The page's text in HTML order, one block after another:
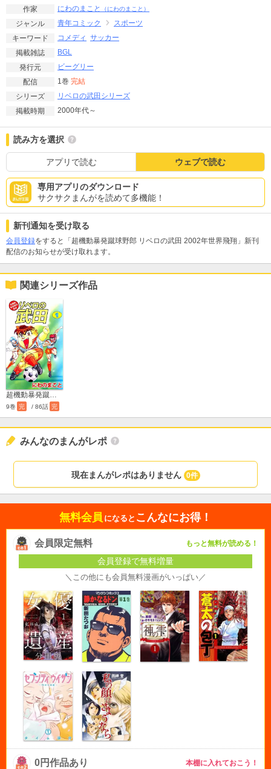
作家 にわのまこと （にわのまこと）
ジャンル 青年コミック
スポーツ
キーワード
コメディ サッカー
掲載雑誌
BGL
発行元
ビーグリー
配信
1巻 完結
シリーズ
リベロの武田シリーズ
掲載時期
2000年代～
読み方を選択
アプリで読む ウェブで読む
専用アプリのダウンロード
サクサクまんがを読めて多機能！
新刊通知を受け取る
会員登録をすると「超機動暴発蹴球野郎 リベロの武田 2002年世界飛翔」新刊
配信のお知らせが受け取れます。
関連シリーズ作品
超機動暴発蹴球野郎 リベロの武田
9巻 完 / 86話 完
みんなのまんがレポ
現在まんがレポはありません 0件
無料会員 になると こんなにお得！
会員限定無料 もっと無料が読める！
会員登録で無料増量
＼この他にも会員無料漫画がいっぱい／
0円作品あり 本棚に入れておこう！